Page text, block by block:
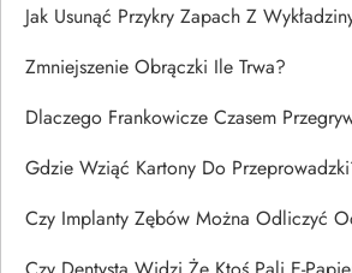
Jak Usunąć Przykry Zapach Z
Zmniejszenie Obrączki Ile Trwa?
Dlaczego Frankowicze Czasem
Gdzie Wziąć Kartony Do
Czy Implanty Zębów Można Odliczyć